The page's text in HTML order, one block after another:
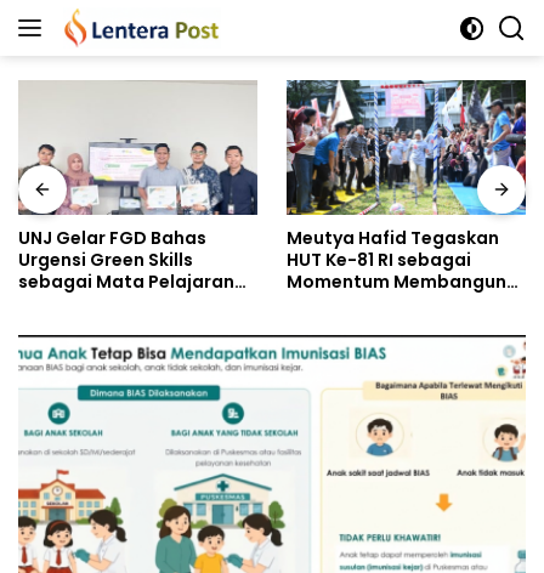
Langsung
UNJ Gelar FGD Bahas
Urgensi Green Skills
sebagai Mata Pelajaran
Perhotelan, dan UPW
Meutya Hafid Tegaskan
HUT Ke-81 RI sebagai
Momentum Membangun